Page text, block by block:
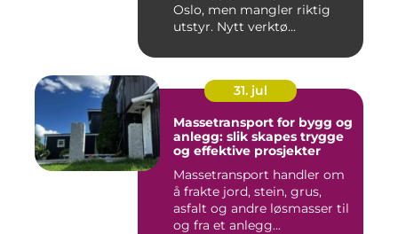
Oslo, men mangler riktig
utstyr. Nytt verktø...
31. jul
Massetransport for bygg og
anlegg: slik skapes trygge
og effektive prosjekter
Massetransport handler om
å frakte jord, stein, grus,
asfalt og andre løsmasser til
og fra et anlegg...